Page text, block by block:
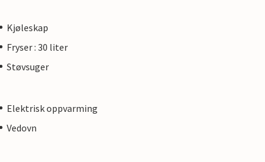
Kjøleskap
Fryser : 30 liter
Støvsuger
Elektrisk oppvarming
Vedovn